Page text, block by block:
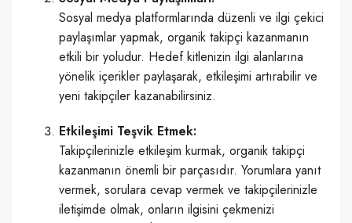
Sosyal medya platformlarında düzenli ve ilgi çekici
paylaşımlar yapmak, organik takipçi kazanmanın
etkili bir yoludur. Hedef kitlenizin ilgi alanlarına
yönelik içerikler paylaşarak, etkileşimi artırabilir ve
yeni takipçiler kazanabilirsiniz.
Etkileşimi Teşvik Etmek:
Takipçilerinizle etkileşim kurmak, organik takipçi
kazanmanın önemli bir parçasıdır. Yorumlara yanıt
vermek, sorulara cevap vermek ve takipçilerinizle
iletişimde olmak, onların ilgisini çekmenizi